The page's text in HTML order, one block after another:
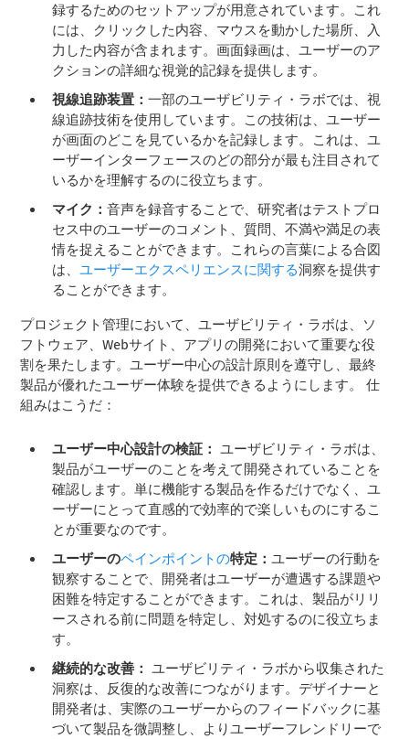
録するためのセットアップが用意されています。これ
には、クリックした内容、マウスを動かした場所、入
力した内容が含まれます。画面録画は、ユーザーのア
クションの詳細な視覚的記録を提供します。
視線追跡装置：一部のユーザビリティ・ラボでは、視
線追跡技術を使用しています。この技術は、ユーザー
が画面のどこを見ているかを記録します。これは、ユ
ーザーインターフェースのどの部分が最も注目されて
いるかを理解するのに役立ちます。
マイク：音声を録音することで、研究者はテストプロ
セス中のユーザーのコメント、質問、不満や満足の表
情を捉えることができます。これらの言葉による合図
は、ユーザーエクスペリエンスに関する洞察を提供す
ることができます。
プロジェクト管理において、ユーザビリティ・ラボは、ソ
フトウェア、Webサイト、アプリの開発において重要な役
割を果たします。ユーザー中心の設計原則を遵守し、最終
製品が優れたユーザー体験を提供できるようにします。 仕
組みはこうだ：
ユーザー中心設計の検証：ユーザビリティ・ラボは、
製品がユーザーのことを考えて開発されていることを
確認します。単に機能する製品を作るだけでなく、ユ
ーザーにとって直感的で効率的で楽しいものにするこ
とが重要なのです。
ユーザーのペインポイントの特定：ユーザーの行動を
観察することで、開発者はユーザーが遭遇する課題や
困難を特定することができます。これは、製品がリリ
ースされる前に問題を特定し、対処するのに役立ちま
す。
継続的な改善：ユーザビリティ・ラボから収集された
洞察は、反復的な改善につながります。デザイナーと
開発者は、実際のユーザーからのフィードバックに基
づいて製品を微調整し、よりユーザーフレンドリーで